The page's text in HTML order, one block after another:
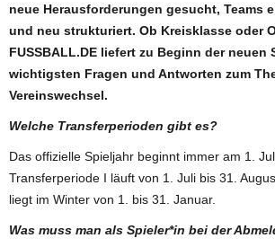
neue Herausforderungen gesucht, Teams
und neu strukturiert. Ob Kreisklasse oder
FUSSBALL.DE liefert zu Beginn der neuen
wichtigsten Fragen und Antworten zum
Vereinswechsel.
Welche Transferperioden gibt es?
Das offizielle Spieljahr beginnt immer am 1.
Transferperiode I läuft von 1. Juli bis 31.
liegt im Winter von 1. bis 31. Januar.
Was muss man als Spieler*in bei der